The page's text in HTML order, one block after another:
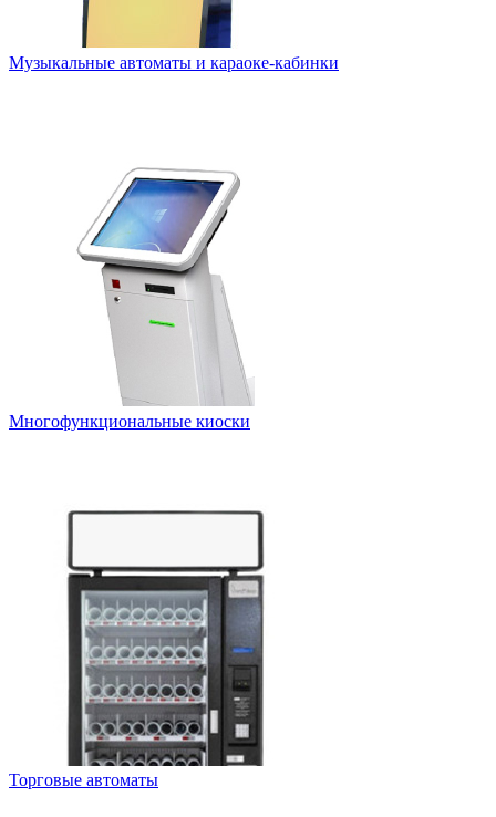
Музыкальные автоматы и караоке-кабинки
Многофункциональные киоски
Торговые автоматы